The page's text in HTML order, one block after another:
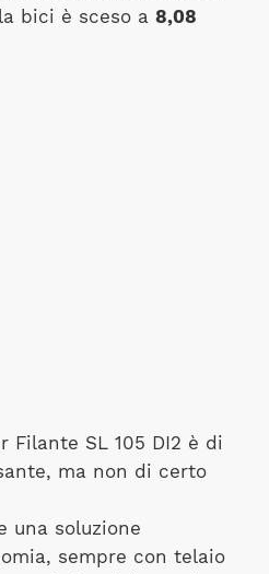
bici è sceso a 8,08
Filante SL 105 DI2 è di
ma non di certo
una soluzione
sempre con telaio